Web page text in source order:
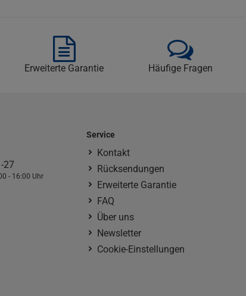
Erweiterte Garantie Häufige Fragen
27
- 16:00 Uhr
Service
Kontakt
Rücksendungen
Erweiterte Garantie
FAQ
Über uns
Newsletter
Cookie-Einstellungen